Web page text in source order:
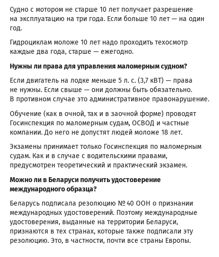
Судно с мотором не старше 10 лет получает разрешение
на эксплуатацию на три года. Если больше 10 лет — на один
год.
Гидроциклам моложе 10 лет надо проходить техосмотр
каждые два года, старше — ежегодно.
Нужны ли права для управления маломерным судном?
Если двигатель на лодке меньше 5 л. с. (3,7 кВТ) — права
не нужны. Если свыше — они должны быть обязательно.
В противном случае это административное правонарушение.
Обучение (как в очной, так и в заочной форме) проводят
Госинспекция по маломерным судам, ОСВОД и частные
компании. До него не допустят людей моложе 18 лет.
Экзамены принимает только Госинспекция по маломерным
судам. Как и в случае с водительскими правами,
предусмотрен теоретический и практический экзамен.
Можно ли в Беларуси получить удостоверение
международного образца?
Беларусь подписала резолюцию № 40 ООН о признании
международных удостоверений. Поэтому международные
удостоверения, выданные на территории Беларуси,
признаются в тех странах, которые также подписали эту
резолюцию. Это, в частности, почти все страны Европы.